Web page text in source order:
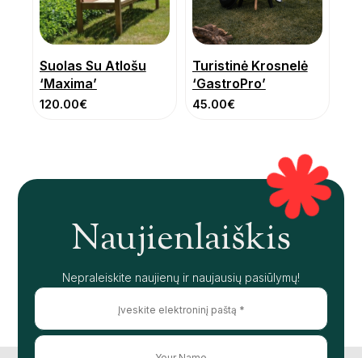
Suolas Su Atlošu
‘Maxima’
120.00€
Turistinė Krosnelė
‘GastroPro’
45.00€
Naujienlaiškis
Nepraleiskite naujienų ir naujausių pasiūlymų!